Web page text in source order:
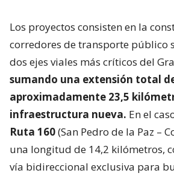
Los proyectos consisten en la
corredores de transporte público
dos ejes viales más críticos del
sumando una extensión total
aproximadamente 23,5
infraestructura nueva. En el
Ruta 160(San Pedro de la Paz –
una longitud de 14,2 kilómetros,
vía bidireccional exclusiva para